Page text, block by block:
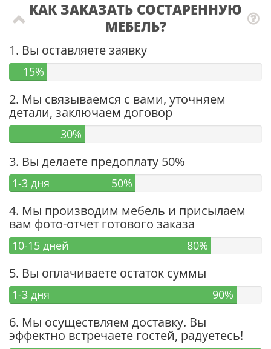
КАК ЗАКАЗАТЬ СОСТАРЕННУЮ
МЕБЕЛЬ?
1. Вы оставляете заявку
15%
2. Мы связываемся с вами, уточняем
детали, заключаем договор
30%
3. Вы делаете предоплату 50%
1-3 дня 50%
4. Мы производим мебель и присылаем
вам фото-отчет готового заказа
10-15 дней 80%
5. Вы оплачиваете остаток суммы
1-3 дня 90%
6. Мы осуществляем доставку. Вы
эффектно встречаете гостей, радуетесь!